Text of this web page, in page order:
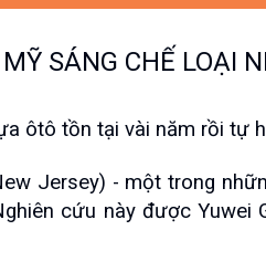
MỸ SÁNG CHẾ LOẠI
ôtô tồn tại vài năm rồi tự
Jersey) - một trong
cứu này được